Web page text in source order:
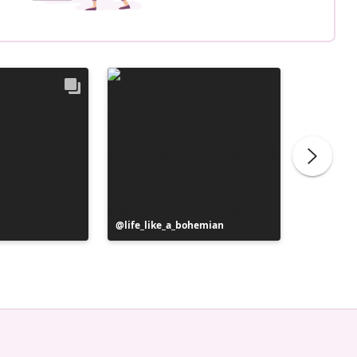
Post
pubblicato
life_like_a_bohemian